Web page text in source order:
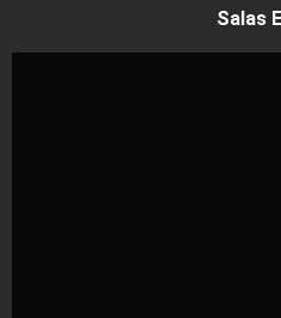
Salas